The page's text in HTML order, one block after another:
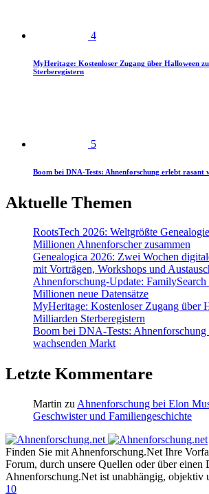
4
MyHeritage: Kostenloser Zugang über Halloween
Sterberegistern
5
Boom bei DNA-Tests: Ahnenforschung erlebt rasant
Aktuelle Themen
RootsTech 2026: Weltgrößte
Millionen Ahnenforscher zusammen
Genealogica 2026: Zwei Wochen
mit Vorträgen, Workshops und
Ahnenforschung-Update:
Millionen neue Datensätze
MyHeritage: Kostenloser Zugang über
Milliarden Sterberegistern
Boom bei DNA-Tests: Ahnenforschung
wachsenden Markt
Letzte Kommentare
Martin zu Ahnenforschung bei Elon
Geschwister und Familiengeschichte
Finden Sie mit Ahnenforschung.Net Ihre
Forum, durch unsere Quellen oder über einen
Ahnenforschung.Net ist unabhängig, objektiv
10